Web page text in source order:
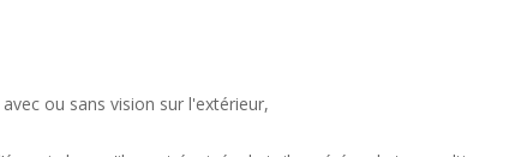
ou sans vision sur l'extérieur,